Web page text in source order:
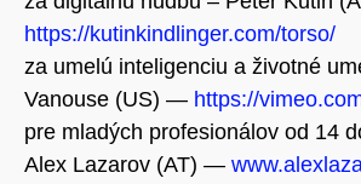
https://kutinkindlinger.com/torso/
za umelú inteligenciu a životné
Vanouse (US) — https://
pre mladých profesionálov od 14
Alex Lazarov (AT) —